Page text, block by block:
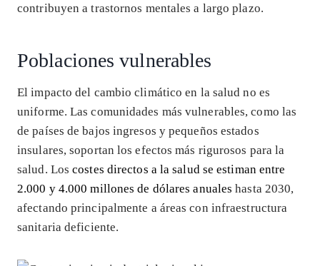
contribuyen a trastornos mentales a largo plazo.
Poblaciones vulnerables
El impacto del cambio climático en la salud no es
uniforme. Las comunidades más vulnerables, como las
de países de bajos ingresos y pequeños estados
insulares, soportan los efectos más rigurosos para la
salud. Loscostes directos a la salud se estiman entre
2.000 y 4.000 millones de dólares anuales hasta 2030,
afectando principalmente a áreas con infraestructura
sanitaria deficiente.